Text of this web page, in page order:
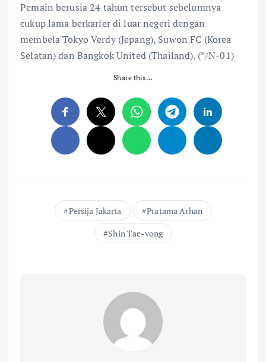
Pemain berusia 24 tahun tersebut sebelumnya
cukup lama berkarier di luar negeri dengan
membela Tokyo Verdy (Jepang), Suwon FC (Korea
Selatan) dan Bangkok United (Thailand). (*/N-01)
Share this…
Persija Jakarta
Pratama Arhan
Shin Tae-yong